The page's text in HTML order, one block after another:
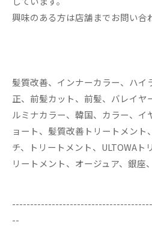
興味のある方は店舗までお問い合
髪質改善、インナーカラー、ハイ
正、前髪カット、前髪、バレイヤ
ルミナカラー、韓国、カラー、イ
ョート、髪質改善トリートメント
チ、トリートメント、ULTOWAト
リートメント、オージュア、銀座
--